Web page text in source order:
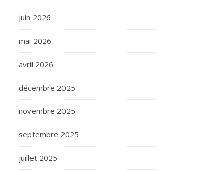
juin 2026
mai 2026
avril 2026
décembre 2025
novembre 2025
septembre 2025
juillet 2025